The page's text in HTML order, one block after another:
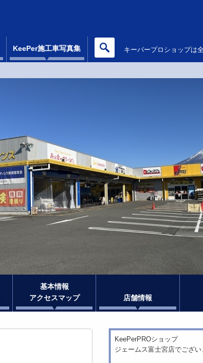
KeePer施工車写真集 キーパープロショップは
基本情報
アクセスマップ
店舗情報
KeePerPROショップ
ジェームス富士宮店でござい